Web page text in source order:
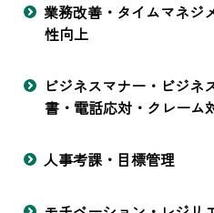
業務改善・タイムマネジ
性向上
ビジネスマナー・ビジネ
書・電話応対・クレーム
人事考課・目標管理